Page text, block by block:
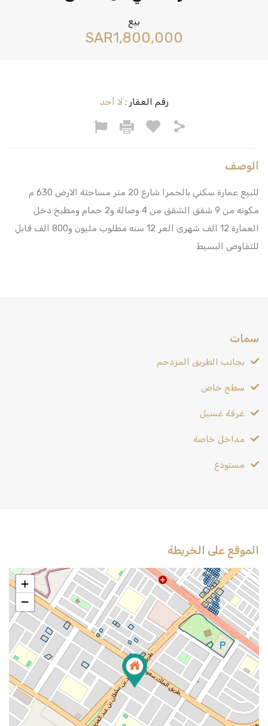
بيع
‪SAR1,800,000
رقم العقار : لا أحد
الوصف
للبيع عمارة سكني بالحمرا شارع 20 متر مساحتة الارض 630 م
مكونه من 9 شقق الشقق من 4 وصالة و2 حمام ومطبخ دخل
العمارة 12 الف شهرى العر 12 سنه مطلوب مليون و800 الف قابل
للتفاوض البسيط
سمات
بجانب الطريق المزدحم
سطح خاص
غرفة غسيل
مداخل خاصة
مستودع
الموقع على الخريطة
+
−